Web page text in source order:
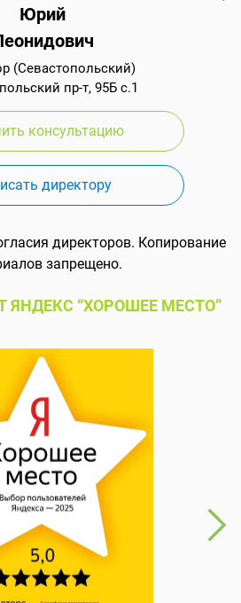
Юрий
(Севастопольский)
пр-т, 95Б с.1
консультацию
директору
директоров. Копирование
запрещено.
ЯНДЕКС “ХОРОШЕЕ МЕСТО”